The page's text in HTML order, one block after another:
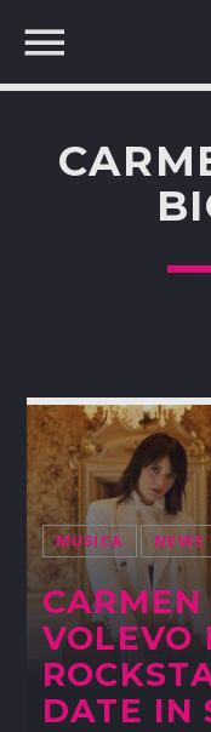
MUSICA NEWS
VOLEVO
DATE IN